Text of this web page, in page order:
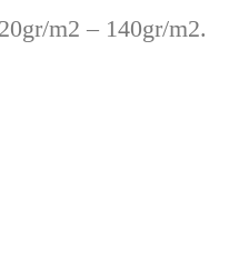
m2 – 140gr/m2.